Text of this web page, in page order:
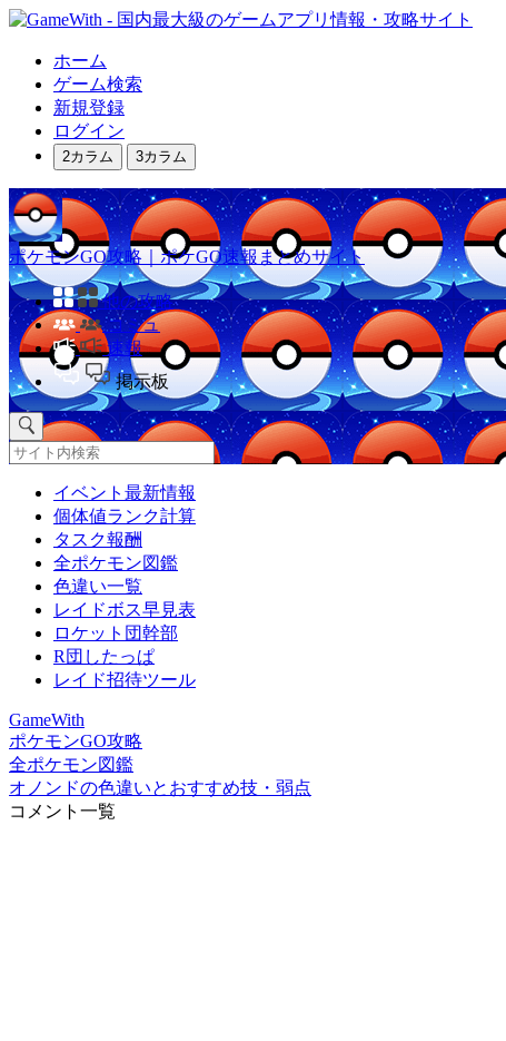
ホーム
ゲーム検索
新規登録
ログイン
2カラム 3カラム
ポケモンGO攻略｜ポケGO速報まとめサイト
他の攻略
コミュ
速報
掲示板
イベント最新情報
個体値ランク計算
タスク報酬
全ポケモン図鑑
色違い一覧
レイドボス早見表
ロケット団幹部
R団したっぱ
レイド招待ツール
GameWith
ポケモンGO攻略
全ポケモン図鑑
オノンドの色違いとおすすめ技・弱点
コメント一覧